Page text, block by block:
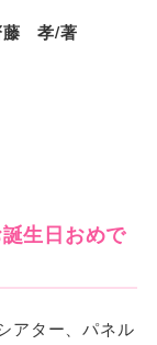
藤 孝/著
生日おめで
アター、パネル